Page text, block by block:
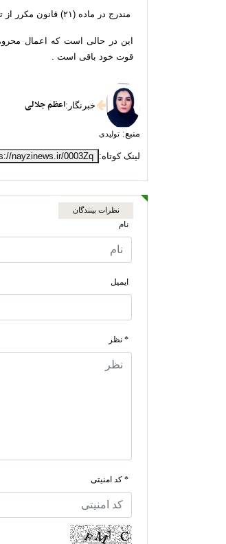
مندرج در ماده (۲۱) قانون مکرر از تاریخ ۱۴۰۴/۱۲/۰۹ تا اطلاع ثانوی تعلیق شد .
این در حالی است که اعمال
قوت خود باقی است .
خبرنگار :اعظم جلالی
منبع: تولیدی
لینک کوتاه: nayzinews.ir/0003Zq
نظرات بینندگان
نام
ایمیل
* نظر
* کد امنیتی